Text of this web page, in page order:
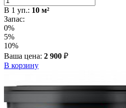
В 1 уп.: 10 м²
Запас:
0%
5%
10%
Ваша цена: 2 900 ₽
В корзину